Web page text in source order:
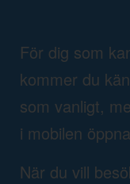
För dig som
kommer du
som vanligt,
i mobilen
När du vill